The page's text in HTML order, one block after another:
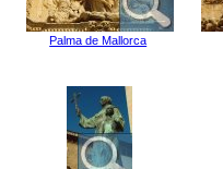
Palma de Mallorca